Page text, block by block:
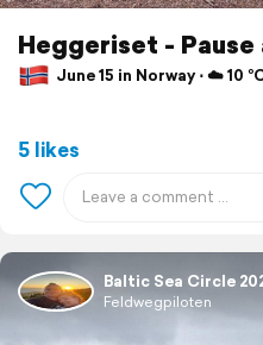
Heggeriset - Pause
June 15 in Norway ⋅ ☁️ 10
5 likes
Baltic Sea Circle
Feldwegpiloten